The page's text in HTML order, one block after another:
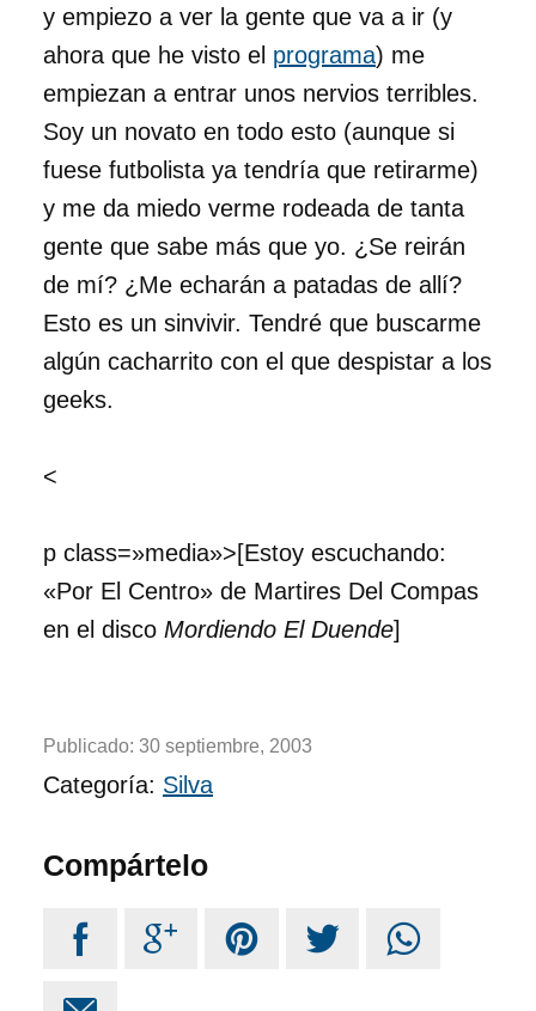
y empiezo a ver la gente que va a ir (y
ahora que he visto el programa) me
empiezan a entrar unos nervios terribles.
Soy un novato en todo esto (aunque si
fuese futbolista ya tendría que retirarme)
y me da miedo verme rodeada de tanta
gente que sabe más que yo. ¿Se reirán
de mí? ¿Me echarán a patadas de allí?
Esto es un sinvivir. Tendré que buscarme
algún cacharrito con el que despistar a los
geeks.
<
p class=»media»>[Estoy escuchando:
«Por El Centro» de Martires Del Compas
en el disco Mordiendo El Duende]
Publicado: 30 septiembre, 2003
Categoría: Silva
Compártelo
    